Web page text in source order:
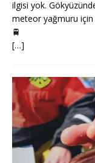
ilgisi yok.
meteor yağmuru için
🚆
[…]